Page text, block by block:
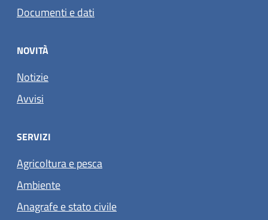
Documenti e dati
NOVITÀ
Notizie
Avvisi
SERVIZI
Agricoltura e pesca
Ambiente
Anagrafe e stato civile